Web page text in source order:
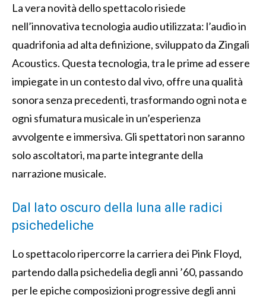
La vera novità dello spettacolo risiede
nell’innovativa tecnologia audio utilizzata: l’audio in
quadrifonia ad alta definizione, sviluppato da Zingali
Acoustics. Questa tecnologia, tra le prime ad essere
impiegate in un contesto dal vivo, offre una qualità
sonora senza precedenti, trasformando ogni nota e
ogni sfumatura musicale in un’esperienza
avvolgente e immersiva. Gli spettatori non saranno
solo ascoltatori, ma parte integrante della
narrazione musicale.
Dal lato oscuro della luna alle radici
psichedeliche
Lo spettacolo ripercorre la carriera dei Pink Floyd,
partendo dalla psichedelia degli anni ’60, passando
per le epiche composizioni progressive degli anni